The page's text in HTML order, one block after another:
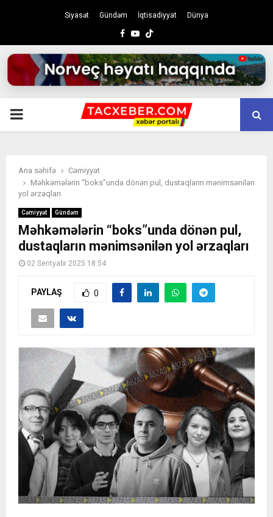
Siyasət Gündəm İqtisadiyyat Dünya
Facebook
Youtube
PRIMARY
Ana səhifə
Cəmiyyət
Məhkəmələrin “boks”unda dönən pul, dustaqların mənimsənilən
yol ərzaqları
Cəmiyyət Gündəm
Məhkəmələrin “boks”unda dönən pul,
dustaqların mənimsənilən yol ərzaqları
02 Sentyabr 2025 18:54
PAYLAŞ 0